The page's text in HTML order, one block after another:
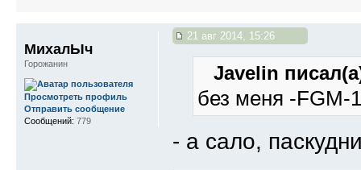
21 авг 2014, 15:26
Javelin
без меня -FGM-
- а сало,
МихалЫч
Горожанин
Просмотреть профиль
Отправить сообщение
Сообщений: 779